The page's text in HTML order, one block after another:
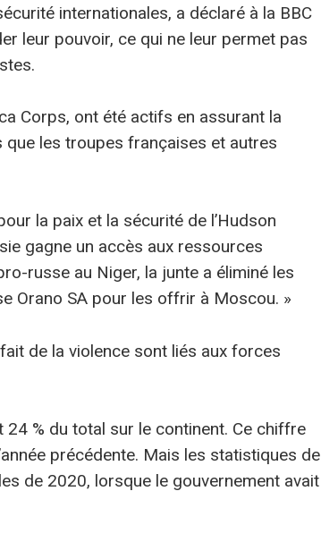
internationales, a déclaré à la BBC
leur pouvoir, ce qui ne leur permet pas
Corps, ont été actifs en assurant la
les troupes françaises et autres
la paix et la sécurité de l’Hudson
gagne un accès aux ressources
russe au Niger, la junte a éliminé les
Orano SA pour les offrir à Moscou. »
de la violence sont liés aux forces
% du total sur le continent. Ce chiffre
précédente. Mais les statistiques de
de 2020, lorsque le gouvernement avait